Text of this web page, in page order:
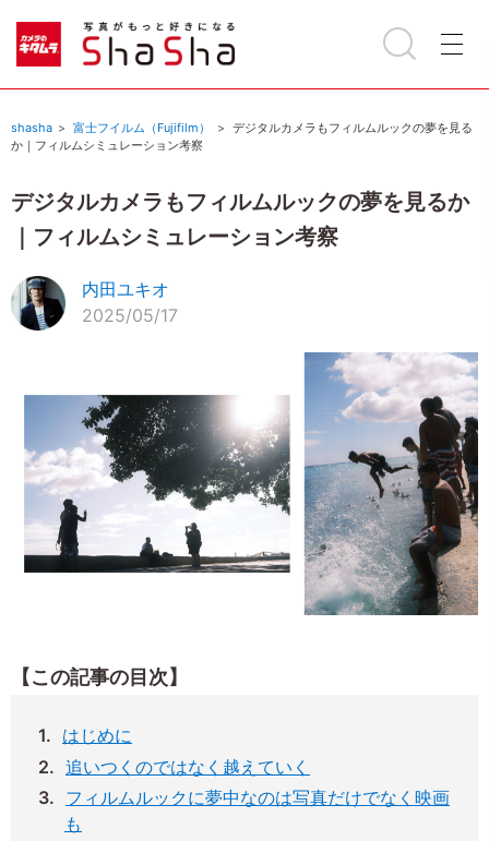
shasha 富士フイルム（Fujifilm）
デジタルカメラもフィルムルックの夢を見る
か｜フィルムシミュレーション考察
デジタルカメラもフィルムルックの夢を見るか
｜フィルムシミュレーション考察
内田ユキオ
2025/05/17
【この記事の目次】
はじめに
追いつくのではなく越えていく
フィルムルックに夢中なのは写真だけでなく映画
も